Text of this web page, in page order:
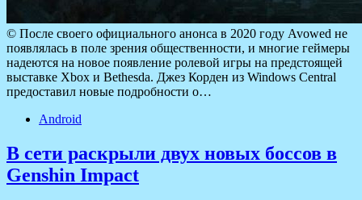
© После своего официального анонса в 2020 году Avowed не
появлялась в поле зрения общественности, и многие геймеры
надеются на новое появление ролевой игры на предстоящей
выставке Xbox и Bethesda. Джез Корден из Windows Central
предоставил новые подробности о…
Android
В сети раскрыли двух новых боссов в
Genshin Impact